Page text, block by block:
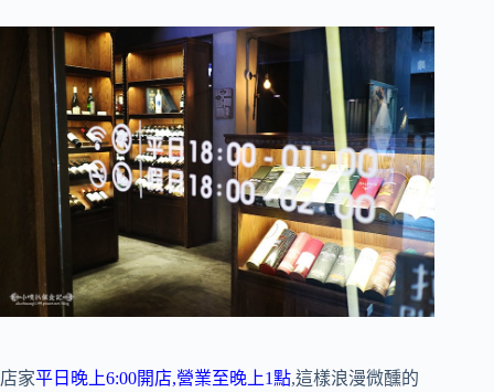
店家平日晚上6:00開店,營業至晚上1點,這樣浪漫微醺的